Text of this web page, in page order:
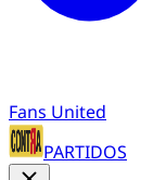
Fans United
PARTIDOS